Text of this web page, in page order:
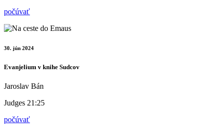
počúvať
30. jún 2024
Evanjelium v knihe Sudcov
Jaroslav Bán
Judges 21:25
počúvať